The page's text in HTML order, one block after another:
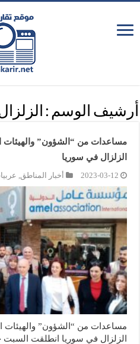
أرشيف الوسم :
مساعدات من “الشؤون” والهيئات
الزلزال في سوريا
2023-03-12 أخبار المناطق,
مساعدات من “الشؤون” والهيئات
الزلزال في سوريا انطلقت